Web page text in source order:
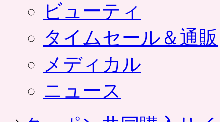
ビューティ
タイムセール＆通販
メディカル
ニュース